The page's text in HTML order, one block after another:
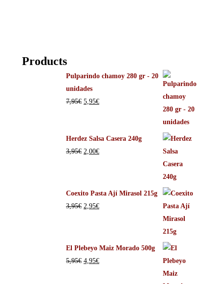
Products
Pulparindo chamoy 280 gr - 20
unidades
7,95€ 5,95€
Herdez Salsa Casera 240g
3,95€ 2,00€
Coexito Pasta Ají Mirasol 215g
3,95€ 2,95€
El Plebeyo Maiz Morado 500g
5,95€ 4,95€